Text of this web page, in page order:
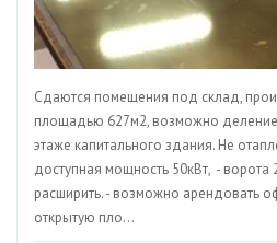
Сдаются помещения под склад,
площадью 627м2, возможно деление
этаже капитального здания. Не
доступная мощность 50кВт, -
расширить. - возможно арендовать
открытую пло...